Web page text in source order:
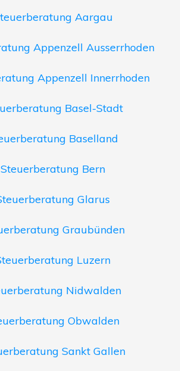
Aargau
Appenzell Ausserrhoden
Appenzell Innerrhoden
Basel-Stadt
Baselland
Steuerberatung Bern
Glarus
Graubünden
Luzern
Nidwalden
Obwalden
Sankt Gallen